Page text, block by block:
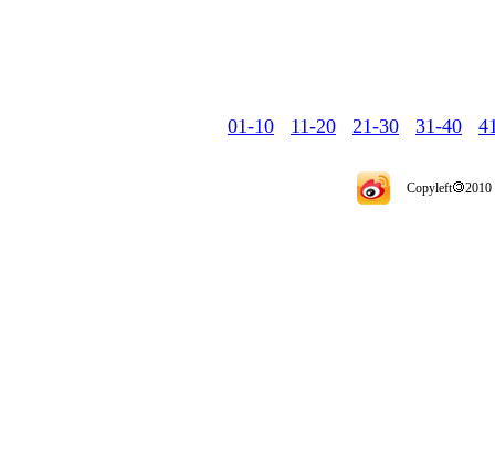
01-10 11-20 21-30 31-40
Copyleft 2010